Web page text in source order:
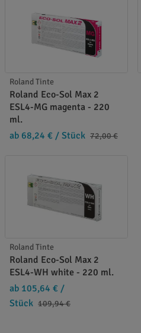
Roland Tinte
Roland Eco-Sol Max 2
ESL4-MG magenta - 220
ml.
ab 68,24 € / Stück 72,00 €
Roland Tinte
Roland Eco-Sol Max 2
ESL4-WH white - 220 ml.
ab 105,64 € /
Stück 109,94 €